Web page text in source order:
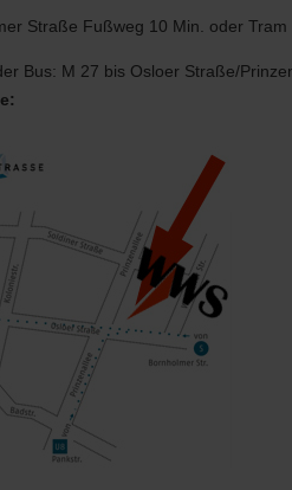
Straße Fußweg 10 Min. oder Tram
Bus: M 27 bis Osloer Straße/